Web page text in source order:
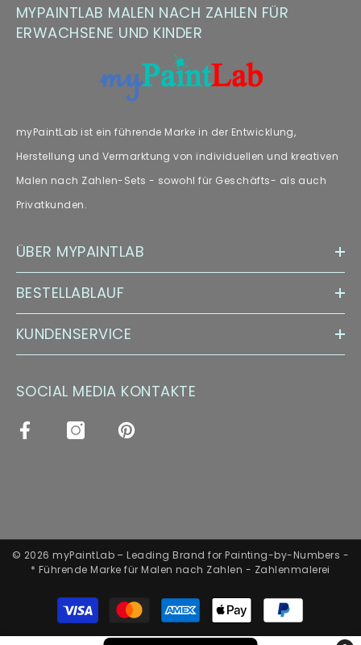
MYPAINTLAB MALEN NACH ZAHLEN FÜR
ERWACHSENE UND KINDER
myPaintLab ist ein führende Marke in der Entwicklung,
Herstellung und Vermarktung von individuellen und kreativen
Malen nach Zahlen-Sets - sowohl für Geschäfts- als auch
Privatkunden.
ÜBER MYPAINTLAB
BESTELLABLAUF
KUNDENSERVICE
SOCIAL MEDIA KONTAKTE
© 2026 myPaintLab – Leading Brand for Painting-by-Numbers -
* Führende Marke für Malen nach Zahlen - Zahlenmalerei
Zahlungsarten